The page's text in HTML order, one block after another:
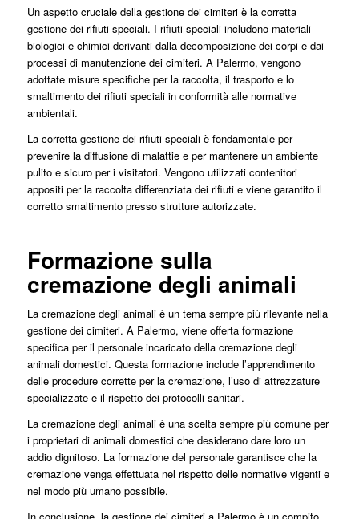
Un aspetto cruciale della gestione dei cimiteri è la corretta
gestione dei rifiuti speciali. I rifiuti speciali includono materiali
biologici e chimici derivanti dalla decomposizione dei corpi e dai
processi di manutenzione dei cimiteri. A Palermo, vengono
adottate misure specifiche per la raccolta, il trasporto e lo
smaltimento dei rifiuti speciali in conformità alle normative
ambientali.
La corretta gestione dei rifiuti speciali è fondamentale per
prevenire la diffusione di malattie e per mantenere un ambiente
pulito e sicuro per i visitatori. Vengono utilizzati contenitori
appositi per la raccolta differenziata dei rifiuti e viene garantito il
corretto smaltimento presso strutture autorizzate.
Formazione sulla
cremazione degli animali
La cremazione degli animali è un tema sempre più rilevante nella
gestione dei cimiteri. A Palermo, viene offerta formazione
specifica per il personale incaricato della cremazione degli
animali domestici. Questa formazione include l’apprendimento
delle procedure corrette per la cremazione, l’uso di attrezzature
specializzate e il rispetto dei protocolli sanitari.
La cremazione degli animali è una scelta sempre più comune per
i proprietari di animali domestici che desiderano dare loro un
addio dignitoso. La formazione del personale garantisce che la
cremazione venga effettuata nel rispetto delle normative vigenti e
nel modo più umano possibile.